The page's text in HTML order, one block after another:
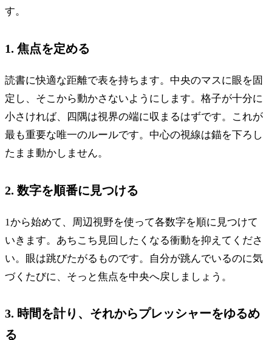
す。
1. 焦点を定める
読書に快適な距離で表を持ちます。中央のマスに眼を固
定し、そこから動かさないようにします。格子が十分に
小さければ、四隅は視界の端に収まるはずです。これが
最も重要な唯一のルールです。中心の視線は錨を下ろし
たまま動かしません。
2. 数字を順番に見つける
1から始めて、周辺視野を使って各数字を順に見つけて
いきます。あちこち見回したくなる衝動を抑えてくださ
い。眼は跳びたがるものです。自分が跳んでいるのに気
づくたびに、そっと焦点を中央へ戻しましょう。
3. 時間を計り、それからプレッシャーをゆるめ
る